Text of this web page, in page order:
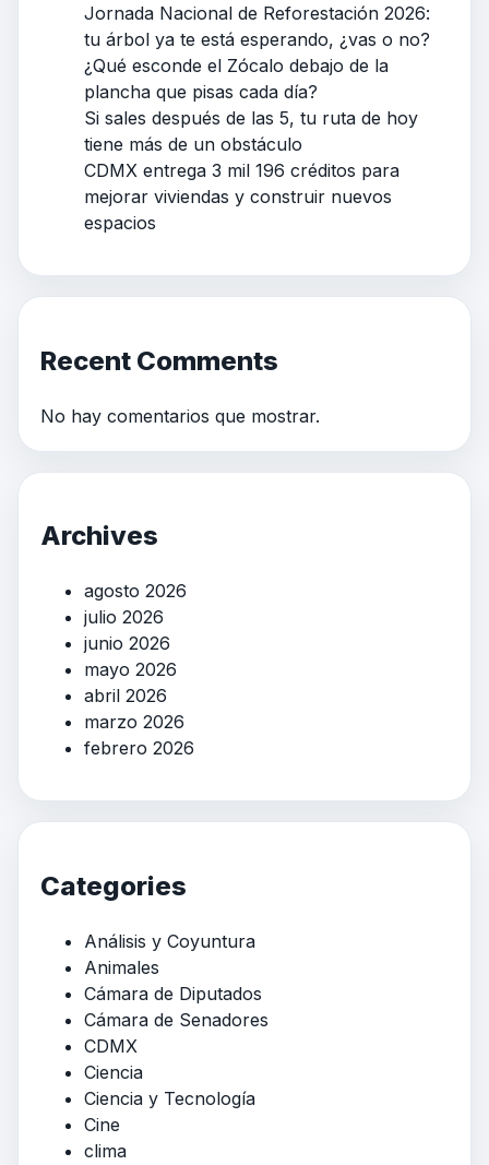
Jornada Nacional de Reforestación 2026:
tu árbol ya te está esperando, ¿vas o no?
¿Qué esconde el Zócalo debajo de la
plancha que pisas cada día?
Si sales después de las 5, tu ruta de hoy
tiene más de un obstáculo
CDMX entrega 3 mil 196 créditos para
mejorar viviendas y construir nuevos
espacios
Recent Comments
No hay comentarios que mostrar.
Archives
agosto 2026
julio 2026
junio 2026
mayo 2026
abril 2026
marzo 2026
febrero 2026
Categories
Análisis y Coyuntura
Animales
Cámara de Diputados
Cámara de Senadores
CDMX
Ciencia
Ciencia y Tecnología
Cine
clima